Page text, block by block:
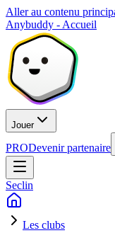
Aller au contenu
Anybuddy - Accueil
Jouer
PRODevenir partenaire
Seclin
Les clubs